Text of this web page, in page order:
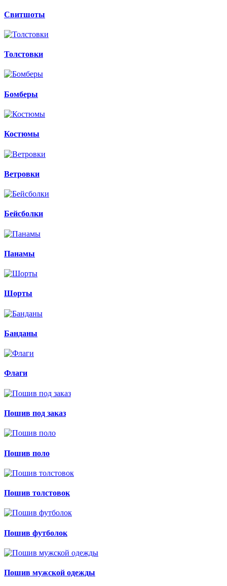
Свитшоты
Толстовки
Бомберы
Костюмы
Ветровки
Бейсболки
Панамы
Шорты
Банданы
Флаги
Пошив под заказ
Пошив поло
Пошив толстовок
Пошив футболок
Пошив мужской одежды